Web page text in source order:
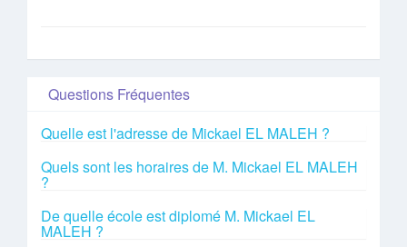
Questions Fréquentes
Quelle est l'adresse de Mickael EL MALEH ?
Quels sont les horaires de M. Mickael EL MALEH
?
De quelle école est diplomé M. Mickael EL
MALEH ?